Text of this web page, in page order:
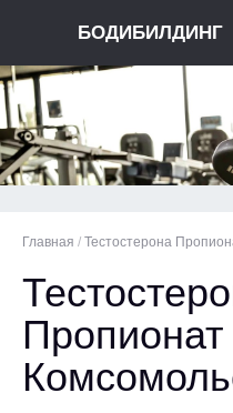
БОДИБИЛДИНГ
Главная / Тестостерона
Пропионат